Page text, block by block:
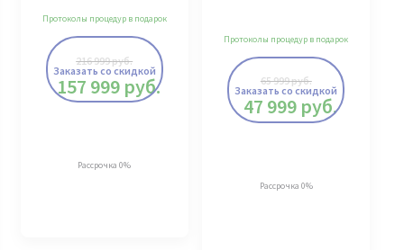
Заказать со скидкой
Протоколы процедур в подарок
216 999руб.
157 999 руб.
Рассрочка 0%
Заказать со скидкой
Протоколы процедур в подарок
65 999руб.
47 999 руб.
Рассрочка 0%